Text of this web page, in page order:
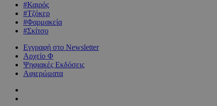
#Καιρός
#Τζόκερ
#Φαρμακεία
#Σκίτσο
Εγγραφή στο Newsletter
Αρχείο Φ
Ψηφιακές Εκδόσεις
Αφιερώματα